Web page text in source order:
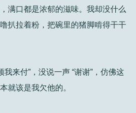
满口都是浓郁的滋味。我却没什么
扒拉着粉，把碗里的猪脚啃得干干
我来付”，没说一声 “谢谢”，仿佛这
就该是我欠他的。